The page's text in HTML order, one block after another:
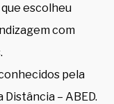
escolheu
com
pela
– ABED.